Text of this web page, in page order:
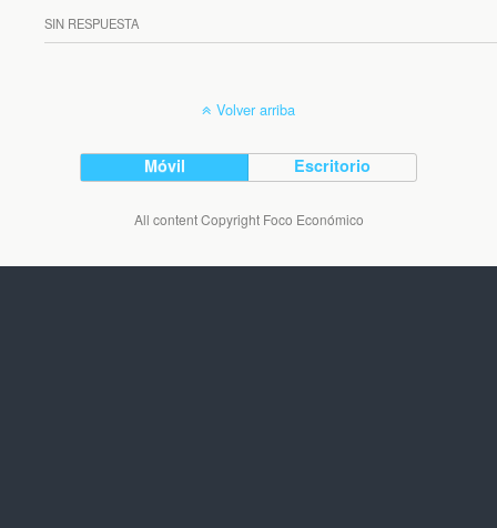
SIN RESPUESTA
Volver arriba
Móvil Escritorio
All content Copyright Foco Económico